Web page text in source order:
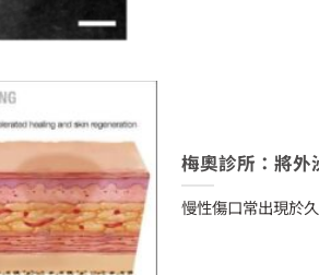
梅奧診所：將外
慢性傷口常出現於